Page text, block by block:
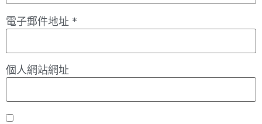
電子郵件地址 *
個人網站網址